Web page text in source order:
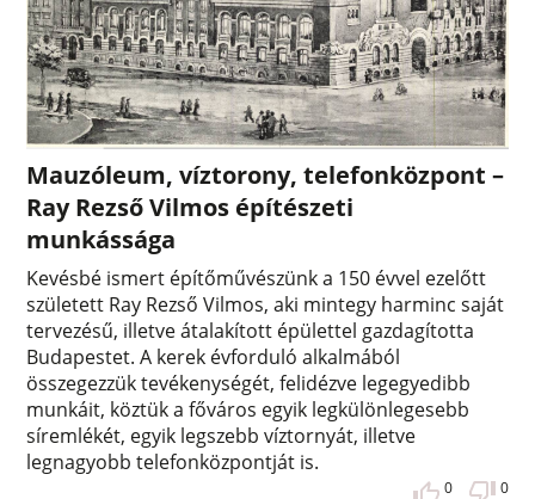
Mauzóleum, víztorony, telefonközpont –
Ray Rezső Vilmos építészeti
munkássága
Kevésbé ismert építőművészünk a 150 évvel ezelőtt
született Ray Rezső Vilmos, aki mintegy harminc saját
tervezésű, illetve átalakított épülettel gazdagította
Budapestet. A kerek évforduló alkalmából
összegezzük tevékenységét, felidézve legegyedibb
munkáit, köztük a főváros egyik legkülönlegesebb
síremlékét, egyik legszebb víztornyát, illetve
legnagyobb telefonközpontját is.
0 0